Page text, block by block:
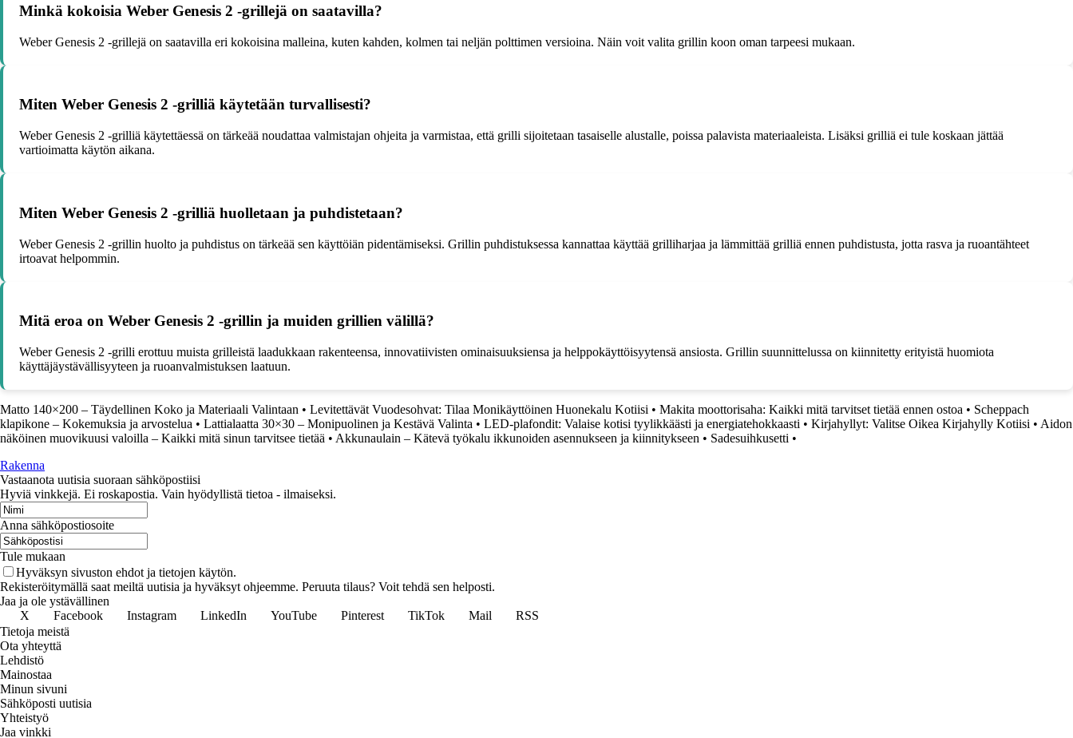
Minkä kokoisia Weber Genesis 2 -grillejä on saatavilla?
Weber Genesis 2 -grillejä on saatavilla eri kokoisina malleina, kuten kahden, kolmen tai neljän polttimen versioina. Näin voit valita grillin koon oman tarpeesi mukaan.
Miten Weber Genesis 2 -grilliä käytetään turvallisesti?
Weber Genesis 2 -grilliä käytettäessä on tärkeää noudattaa valmistajan ohjeita ja varmistaa, että grilli sijoitetaan tasaiselle alustalle, poissa palavista materiaaleista. Lisäksi grilliä ei tule koskaan jättää
vartioimatta käytön aikana.
Miten Weber Genesis 2 -grilliä huolletaan ja puhdistetaan?
Weber Genesis 2 -grillin huolto ja puhdistus on tärkeää sen käyttöiän pidentämiseksi. Grillin puhdistuksessa kannattaa käyttää grilliharjaa ja lämmittää grilliä ennen puhdistusta, jotta rasva ja ruoantähteet
irtoavat helpommin.
Mitä eroa on Weber Genesis 2 -grillin ja muiden grillien välillä?
Weber Genesis 2 -grilli erottuu muista grilleistä laadukkaan rakenteensa, innovatiivisten ominaisuuksiensa ja helppokäyttöisyytensä ansiosta. Grillin suunnittelussa on kiinnitetty erityistä huomiota
käyttäjäystävällisyyteen ja ruoanvalmistuksen laatuun.
Matto 140×200 – Täydellinen Koko ja Materiaali Valintaan • Levitettävät Vuodesohvat: Tilaa Monikäyttöinen Huonekalu Kotiisi • Makita moottorisaha: Kaikki mitä tarvitset tietää ennen ostoa • Scheppach
klapikone – Kokemuksia ja arvostelua • Lattialaatta 30×30 – Monipuolinen ja Kestävä Valinta • LED-plafondit: Valaise kotisi tyylikkäästi ja energiatehokkaasti • Kirjahyllyt: Valitse Oikea Kirjahylly Kotiisi • Aidon
näköinen muovikuusi valoilla – Kaikki mitä sinun tarvitsee tietää • Akkunaulain – Kätevä työkalu ikkunoiden asennukseen ja kiinnitykseen • Sadesuihkusetti •
Rakenna
Vastaanota uutisia suoraan sähköpostiisi
Hyviä vinkkejä. Ei roskapostia. Vain hyödyllistä tietoa - ilmaiseksi.
Anna sähköpostiosoite
Tule mukaan
Hyväksyn sivuston ehdot ja tietojen käytön.
Rekisteröitymällä saat meiltä uutisia ja hyväksyt ohjeemme. Peruuta tilaus? Voit tehdä sen helposti.
Jaa ja ole ystävällinen
X
Facebook Instagram LinkedIn YouTube Pinterest TikTok Mail
RSS
Tietoja meistä
Ota yhteyttä
Lehdistö
Mainostaa
Minun sivuni
Sähköposti uutisia
Yhteistyö
Jaa vinkki